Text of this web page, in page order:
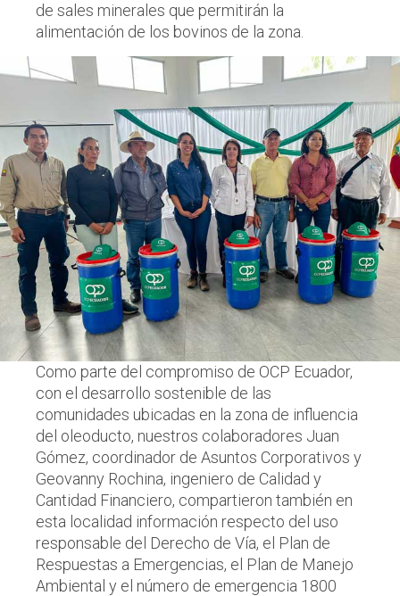
de sales minerales que permitirán la
alimentación de los bovinos de la zona.
Como parte del compromiso de OCP Ecuador,
con el desarrollo sostenible de las
comunidades ubicadas en la zona de influencia
del oleoducto, nuestros colaboradores Juan
Gómez, coordinador de Asuntos Corporativos y
Geovanny Rochina, ingeniero de Calidad y
Cantidad Financiero, compartieron también en
esta localidad información respecto del uso
responsable del Derecho de Vía, el Plan de
Respuestas a Emergencias, el Plan de Manejo
Ambiental y el número de emergencia 1800